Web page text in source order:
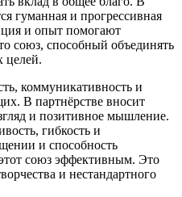
гуманная и прогрессивная
и опыт помогают
союз, способный объединять
целей.
коммуникативность и
В партнёрстве вносит
и позитивное мышление.
гибкость и
и способность
союз эффективным. Это
и нестандартного